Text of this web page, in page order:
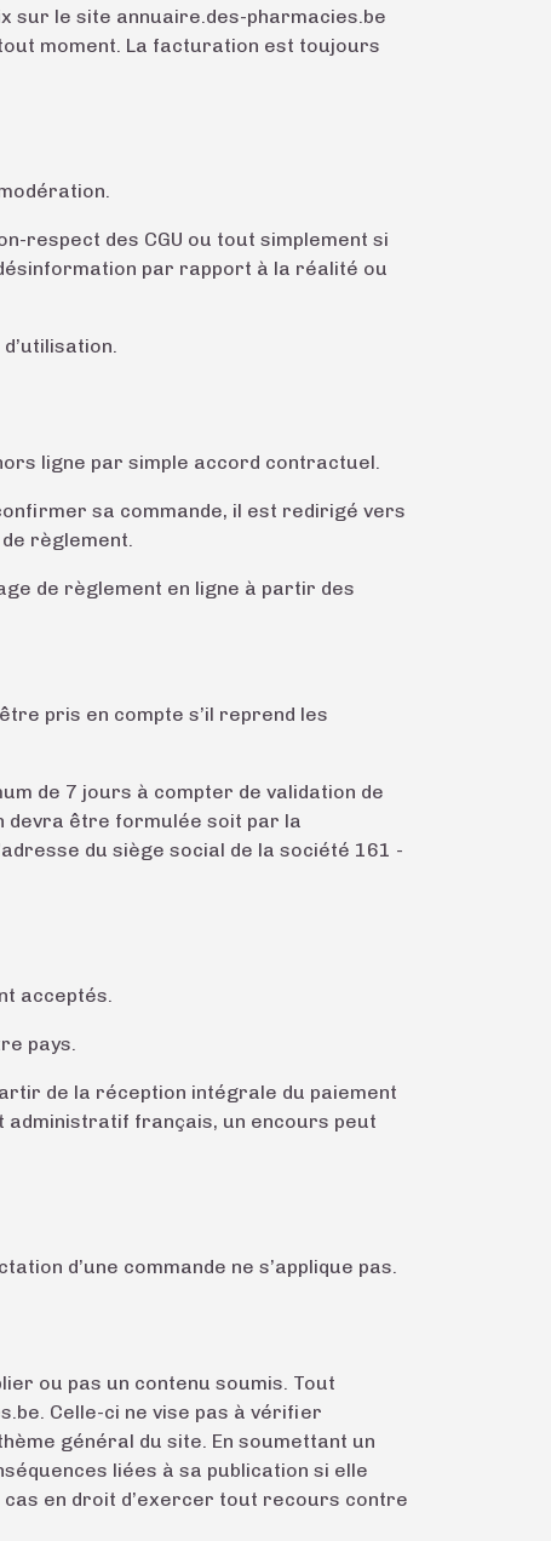
sur le site annuaire.des-pharmacies.be
moment. La facturation est toujours
respect des CGU ou tout simplement si
par rapport à la réalité ou
ligne par simple accord contractuel.
sa commande, il est redirigé vers
règlement.
de règlement en ligne à partir des
pris en compte s’il reprend les
de 7 jours à compter de validation de
devra être formulée soit par la
du siège social de la société 161 -
acceptés.
pays.
de la réception intégrale du paiement
administratif français, un encours peut
d’une commande ne s’applique pas.
ou pas un contenu soumis. Tout
Celle-ci ne vise pas à vérifier
général du site. En soumettant un
liées à sa publication si elle
en droit d’exercer tout recours contre